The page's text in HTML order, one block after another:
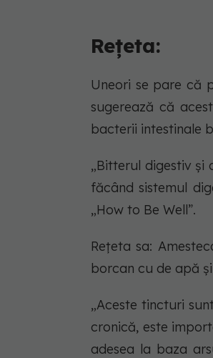
Rețeta:
Uneori se pare că
sugerează că
bacterii intestinale
„Bitterul digestiv și
făcând sistemul
„How to Be Well”.
Rețeta sa:
borcan cu de apă
„Aceste tincturi
cronică, este
adesea la baza